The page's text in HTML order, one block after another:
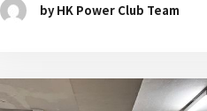
by HK Power Club Team